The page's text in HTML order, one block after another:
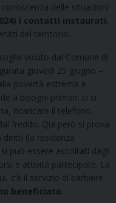
delle situazioni
i contatti instaurati,
del territorio.
voluto dal Comune di
giovedì 25 giugno –
povertà estrema e
a bisogni primari: ci si
ricaricare il telefono,
freddo. Qui però si prova
(la residenza
può essere ascoltati dagli
e attività partecipate. La
c’è il servizio di barbiere
beneficiato